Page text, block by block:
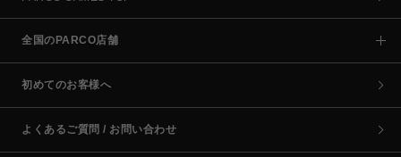
全国のPARCO店舗
初めてのお客様へ
よくあるご質問 / お問い合わせ